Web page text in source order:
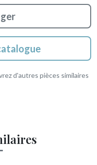
d'autres pièces similaires